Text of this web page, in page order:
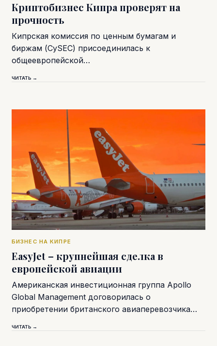
Криптобизнес Кипра проверят на
прочность
Кипрская комиссия по ценным бумагам и
биржам (CySEC) присоединилась к
общеевропейской…
ЧИТАТЬ →
БИЗНЕС НА КИПРЕ
EasyJet – крупнейшая сделка в
европейской авиации
Американская инвестиционная группа Apollo
Global Management договорилась о
приобретении британского авиаперевозчика…
ЧИТАТЬ →